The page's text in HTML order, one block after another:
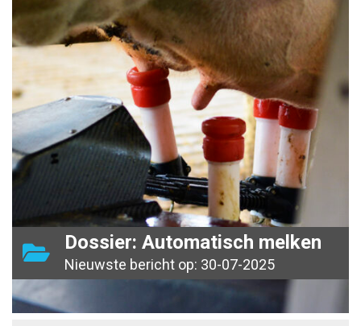
Dossier: Automatisch melken
Nieuwste bericht op: 30-07-2025